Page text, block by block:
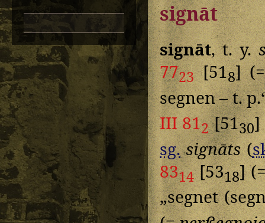
signāt
signāt, t. y.
7723[518]
segnen – t.
III 812[5130]
sg. signāts(
8314[5318]
„segnet